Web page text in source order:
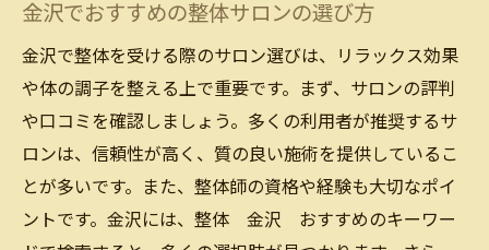
金沢でおすすめの整体サロンの選び方
金沢で整体を受ける際のサロン選びは、リラックス効果
や体の調子を整える上で重要です。まず、サロンの評判
や口コミを確認しましょう。多くの利用者が推奨するサ
ロンは、信頼性が高く、質の良い施術を提供しているこ
とが多いです。また、整体師の資格や経験も大切なポイ
ントです。金沢には、整体 金沢 おすすめのキーワー